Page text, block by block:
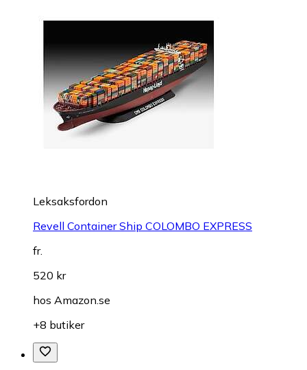
Leksaksfordon
Revell Container Ship COLOMBO EXPRESS
fr.
520 kr
hos Amazon.se
+8 butiker